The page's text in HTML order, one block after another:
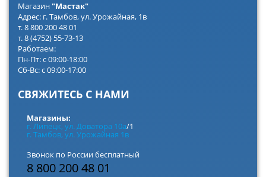
Магазин"Мастак"
Адрес: г. Тамбов, ул. Урожайная, 1в
т. 8 800 200 48 01
т. 8 (4752) 55-73-13
Работаем:
Пн-Пт: с 09:00-18:00
Сб-Вс: с 09:00-17:00
СВЯЖИТЕСЬ С НАМИ
Магазины:
г. Липецк, ул. Доватора 10а/1
г. Тамбов, ул. Урожайная 1в
Звонок по России бесплатный
8 800 200 48 01